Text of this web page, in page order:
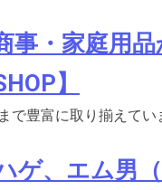
事・家庭用
】
で豊富に取り揃えてい
ゲ、エム男